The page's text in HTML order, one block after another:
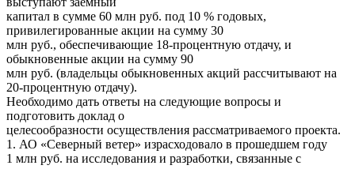
капитал в сумме 60 млн руб. под 10 % годовых,
привилегированные акции на сумму 30
млн руб., обеспечивающие 18-процентную отдачу, и
обыкновенные акции на сумму 90
млн руб. (владельцы обыкновенных акций рассчитывают на
20-процентную отдачу).
Необходимо дать ответы на следующие вопросы и
подготовить доклад о
целесообразности осуществления рассматриваемого проекта.
1. АО «Северный ветер» израсходовало в прошедшем году
1 млн руб. на исследования и разработки, связанные с